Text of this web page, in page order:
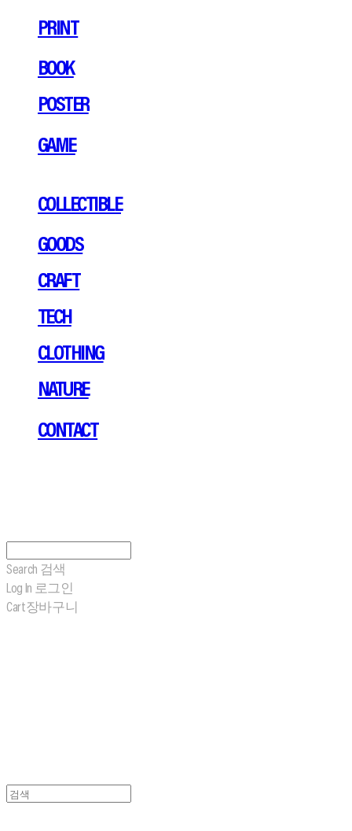
PRINT
BOOK
POSTER
GAME
COLLECTIBLE
GOODS
CRAFT
TECH
CLOTHING
NATURE
CONTACT
Search 검색
Log In 로그인
Cart장바구니